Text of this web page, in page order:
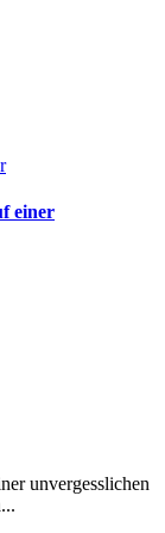
einer